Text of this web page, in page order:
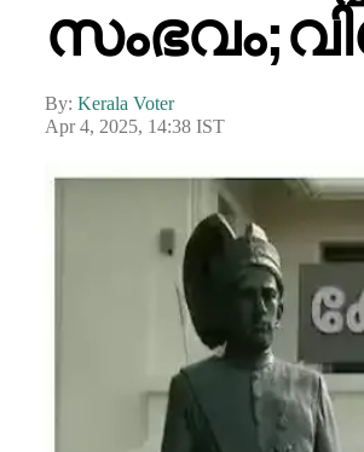
By: Kerala Voter
Apr 4, 2025, 14:38 IST